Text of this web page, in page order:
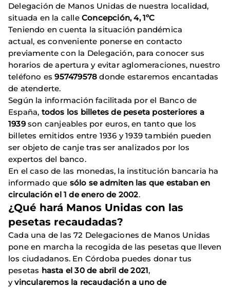
Delegación de Manos Unidas de nuestra localidad,
situada en la calle Concepción, 4, 1ºC
Teniendo en cuenta la situación pandémica
actual, es conveniente ponerse en contacto
previamente con la Delegación, para conocer sus
horarios de apertura y evitar aglomeraciones, nuestro
teléfono es957479578donde estaremos encantadas
de atenderte.
Según la información facilitada por el Banco de
España, todos los billetes de peseta posteriores a
1939son canjeables por euros, en tanto que los
billetes emitidos entre 1936 y 1939 también pueden
ser objeto de canje tras ser analizados por los
expertos del banco.
En el caso de las monedas, la institución bancaria ha
informado que sólo se admiten las que estaban en
circulación el 1 de enero de 2002.
¿Qué hará Manos Unidas con las
pesetas recaudadas?
Cada una de las 72 Delegaciones de Manos Unidas
pone en marcha la recogida de las pesetas que lleven
los ciudadanos. En Córdoba puedes donar tus
pesetas hasta el 30 de abril de 2021,
yvincularemos la recaudación a uno de